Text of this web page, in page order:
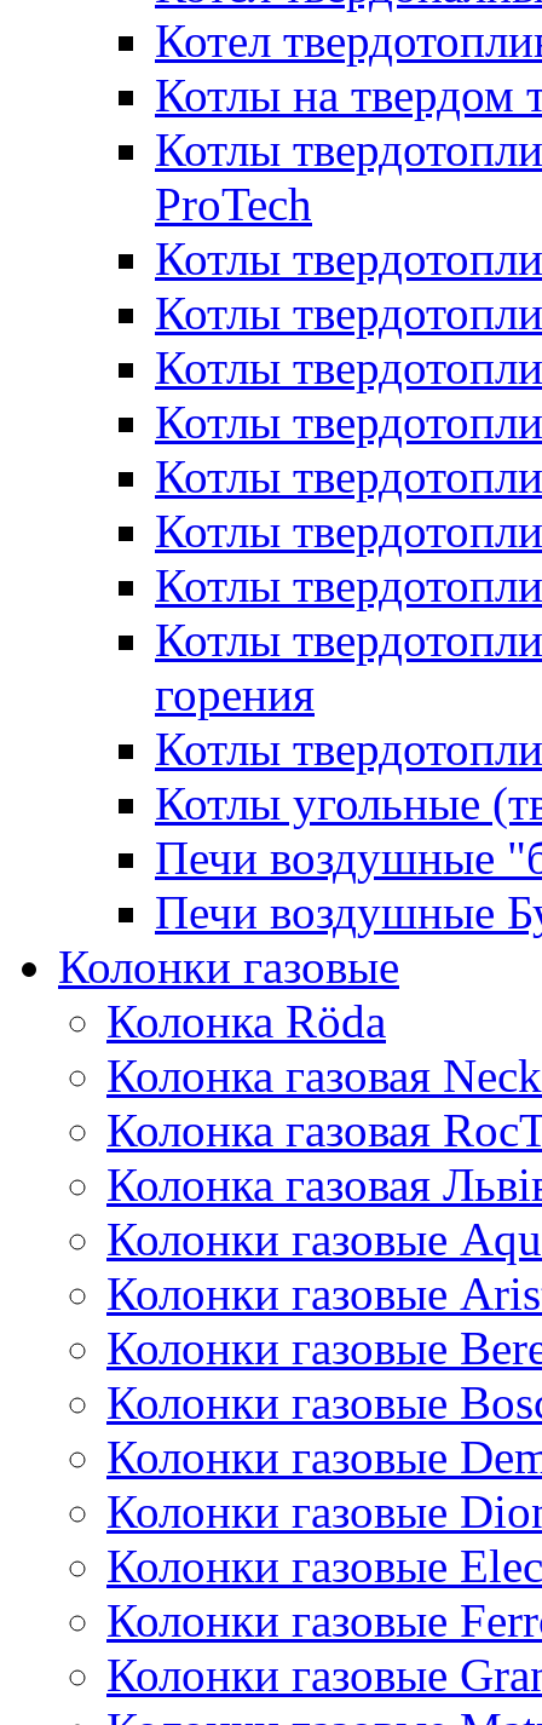
Котел
Котлы на твердом
Котлы
ProTech
Котлы
Котлы
Котлы
Котлы
Котлы
Котлы
Котлы
Котлы
горения
Котлы
Котлы угольные
Печи воздушные
Печи воздушные
Колонки газовые
Колонка Rӧda
Колонка газовая
Колонка газовая
Колонка газовая
Колонки газовые
Колонки газовые
Колонки газовые
Колонки газовые
Колонки газовые
Колонки газовые
Колонки газовые
Колонки газовые
Колонки газовые